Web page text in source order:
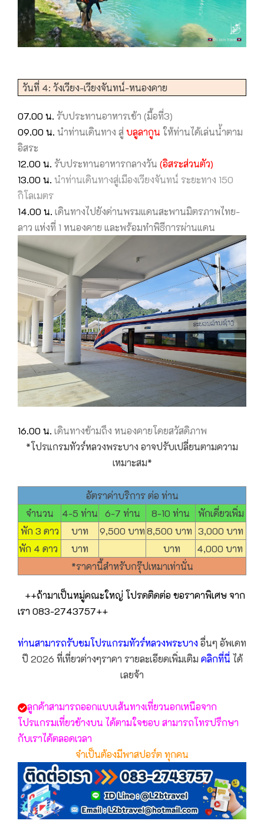
วันที่ 4: วังเวียง-เวียงจันทน์-หนองคาย
07.00 น. รับประทานอาหารเช้า (มื้อที่3)
09.00 น. นำท่านเดินทาง สู่ บลูลากูน ให้ท่านได้เล่นน้ำตาม
อิสระ
12.00 น. รับประทานอาหารกลางวัน (อิสระส่วนตัว)
13.00 น. นำท่านเดินทางสู่เมืองเวียงจันทน์ ระยะทาง 150
กิโลเมตร
14.00 น. เดินทางไปยังด่านพรมแดนสะพานมิตรภาพไทย-
ลาว แห่งที่ 1 หนองคาย และพร้อมทำพิธีการผ่านแดน
16.00 น. เดินทางข้ามถึง หนองคายโดยสวัสดิภาพ
*โปรแกรมทัวร์หลวงพระบาง อาจปรับเปลี่ยนตามความ
เหมาะสม*
อัตราค่าบริการ ต่อ ท่าน
จำนวน
4-5 ท่าน 6-7 ท่าน 8-10 ท่าน
พักเดี่ยวเพิ่ม
พัก 3 ดาว
บาท 9,500 บาท8,500 บาท 3,000 บาท
พัก 4 ดาว
บาท บาท
4,000 บาท
*ราคานี้สำหรับกรุ๊ปเหมาเท่านั่น
++ถ้ามาเป็นหมู่คณะใหญ่ โปรดติดต่อ ขอราคาพิเศษ จาก
เรา 083-2743757++
ท่านสามารถรับชมโปรแกรมทัวร์หลวงพระบางอื่นๆ อัพเดท
ปี 2026 ที่เที่ยวต่างๆราคา รายละเอียดเพิ่มเติม คลิกที่นี่ ได้
เลยจ้า
ลูกค้าสามารถออกแบบเส้นทางเที่ยวนอกเหนือจาก
โปรแกรมเที่ยวข้างบน ได้ตามใจชอบ สามารถโทรปรึกษา
กับเราได้ตลอดเวลา
จำเป็นต้องมีพาสปอร์ต ทุกคน